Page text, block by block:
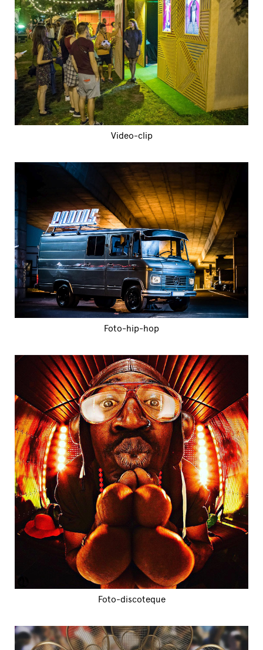
Video-clip
Foto-hip-hop
Foto-discoteque